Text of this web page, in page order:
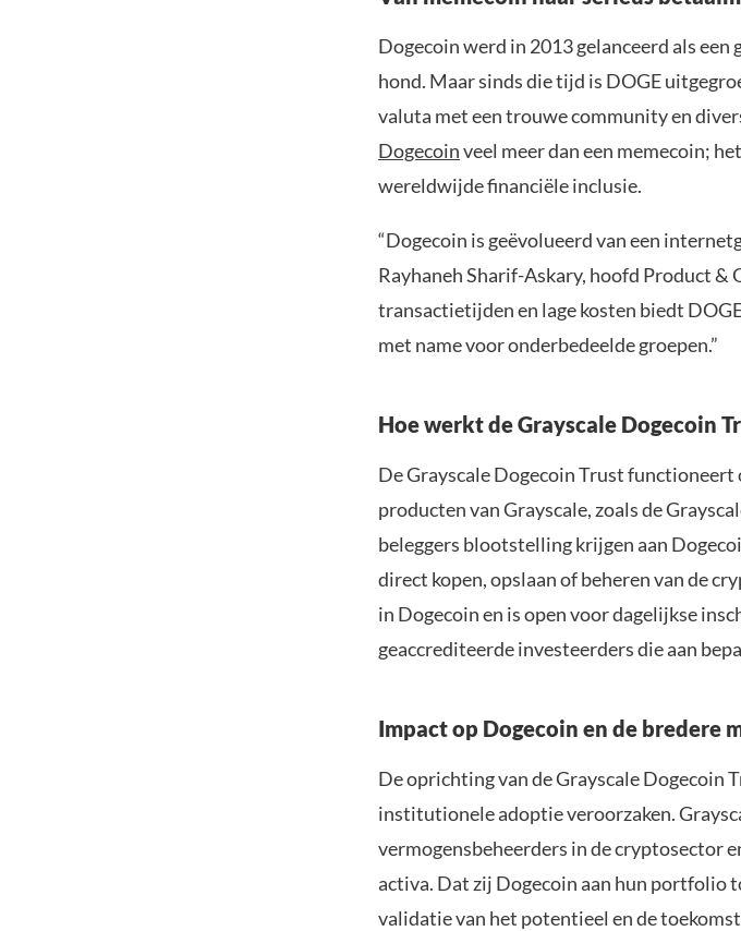
Dogecoin werd in 2013 gelanceerd als
hond. Maar sinds die tijd is DOGE
valuta met een trouwe community en
Dogecoinveel meer dan een memecoin;
wereldwijde financiële inclusie.
“Dogecoin is geëvolueerd van een
Rayhaneh Sharif-Askary, hoofd Product &
transactietijden en lage kosten biedt
met name voor onderbedeelde groepen.”
Hoe werkt de Grayscale Dogecoin
De Grayscale Dogecoin Trust
producten van Grayscale, zoals de
beleggers blootstelling krijgen aan
direct kopen, opslaan of beheren van de
in Dogecoin en is open voor dagelijkse
geaccrediteerde investeerders die aan
Impact op Dogecoin en de bredere
De oprichting van de Grayscale Dogecoin
institutionele adoptie veroorzaken.
vermogensbeheerders in de cryptosector
activa. Dat zij Dogecoin aan hun portfolio
validatie van het potentieel en de